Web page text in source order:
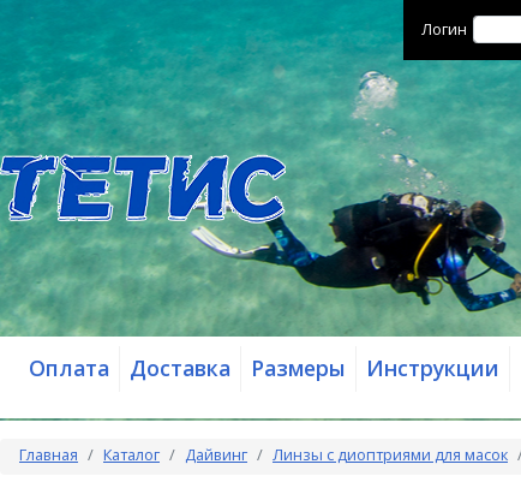
Логин
Оплата Доставка Размеры Инструкции
Главная Каталог Дайвинг Линзы с диоптриями для масок